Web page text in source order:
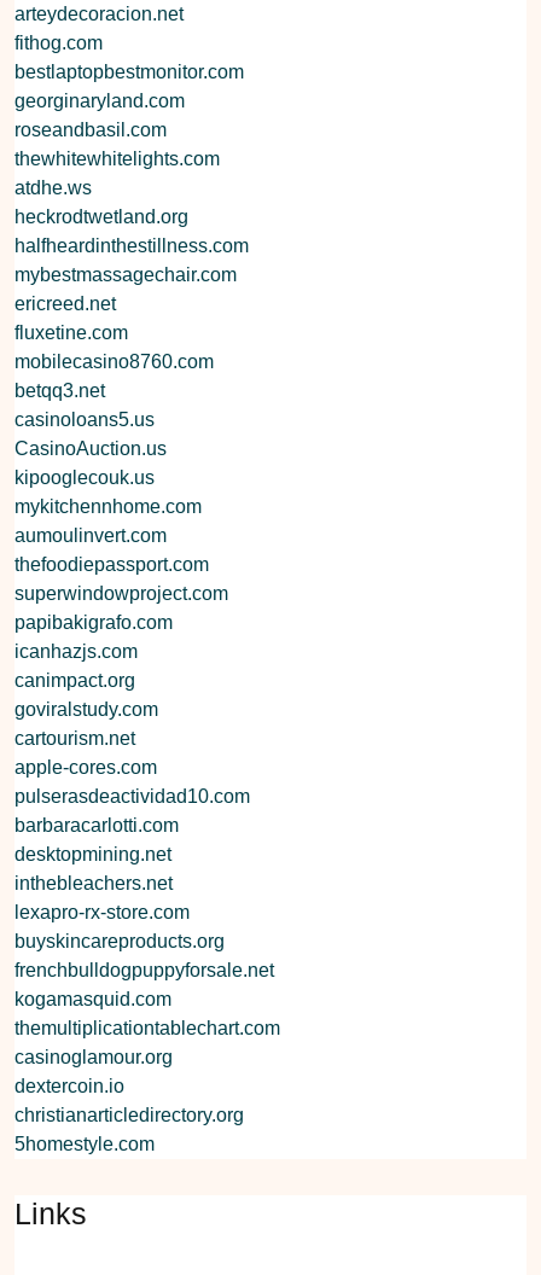
arteydecoracion.net
fithog.com
bestlaptopbestmonitor.com
georginaryland.com
roseandbasil.com
thewhitewhitelights.com
atdhe.ws
heckrodtwetland.org
halfheardinthestillness.com
mybestmassagechair.com
ericreed.net
fluxetine.com
mobilecasino8760.com
betqq3.net
casinoloans5.us
CasinoAuction.us
kipooglecouk.us
mykitchennhome.com
aumoulinvert.com
thefoodiepassport.com
superwindowproject.com
papibakigrafo.com
icanhazjs.com
canimpact.org
goviralstudy.com
cartourism.net
apple-cores.com
pulserasdeactividad10.com
barbaracarlotti.com
desktopmining.net
inthebleachers.net
lexapro-rx-store.com
buyskincareproducts.org
frenchbulldogpuppyforsale.net
kogamasquid.com
themultiplicationtablechart.com
casinoglamour.org
dextercoin.io
christianarticledirectory.org
5homestyle.com
Links